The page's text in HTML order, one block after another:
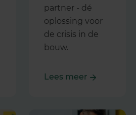
partner - dé
oplossing voor
de crisis in de
bouw.
Lees meer